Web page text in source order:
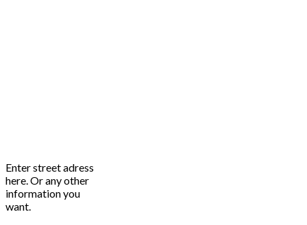
Enter street adress
here. Or any other
information you
want.